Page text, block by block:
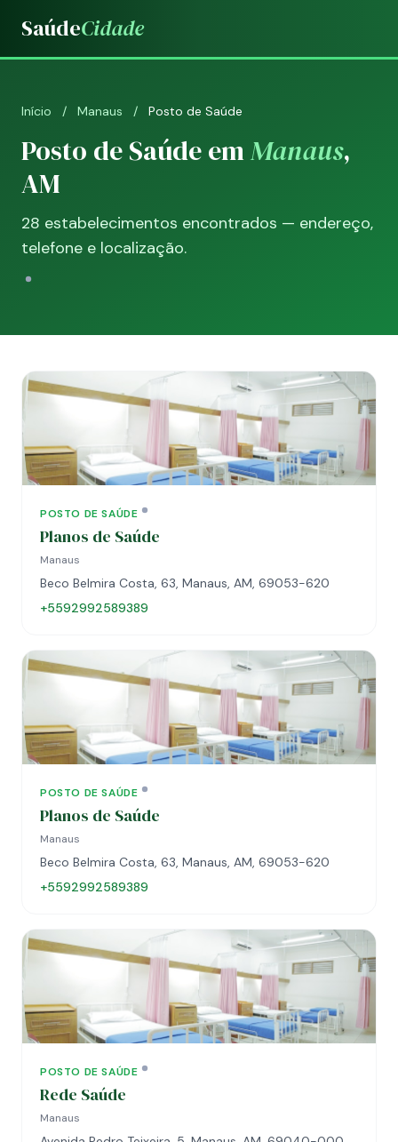
SaúdeCidade
Início / Manaus / Posto de Saúde
Posto de Saúde emManaus,
AM
28 estabelecimentos encontrados — endereço,
telefone e localização.
POSTO DE SAÚDE
Planos de Saúde
Manaus
Beco Belmira Costa, 63, Manaus, AM, 69053-620
+5592992589389
POSTO DE SAÚDE
Planos de Saúde
Manaus
Beco Belmira Costa, 63, Manaus, AM, 69053-620
+5592992589389
POSTO DE SAÚDE
Rede Saúde
Manaus